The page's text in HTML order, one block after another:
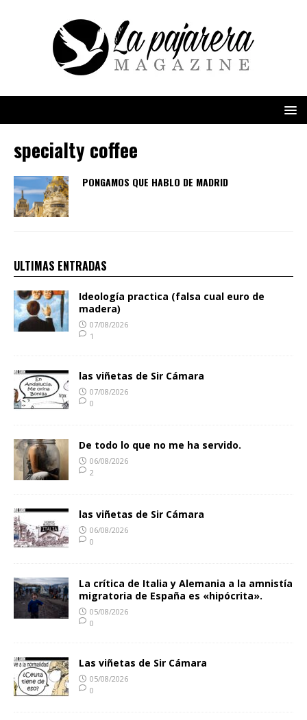
specialty coffee
PONGAMOS QUE HABLO DE MADRID
ULTIMAS ENTRADAS
Ideología practica (falsa cual euro de
madera)
07/08/2026
1
las viñetas de Sir Cámara
07/08/2026
0
De todo lo que no me ha servido.
06/08/2026
2
las viñetas de Sir Cámara
06/08/2026
0
La crítica de Italia y Alemania a la amnistía
migratoria de España es «hipócrita».
05/08/2026
0
Las viñetas de Sir Cámara
05/08/2026
0